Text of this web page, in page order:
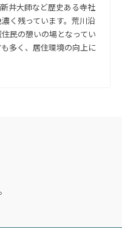
井大師など歴史ある寺社
く残っています。荒川沿
民の憩いの場となってい
多く、居住環境の向上に